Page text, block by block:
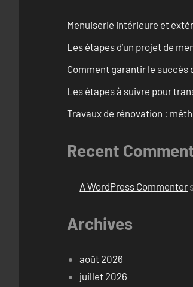
Menuiserie intérieure et
Les étapes d’un projet de
Comment garantir le succès
Les étapes à suivre pour
Travaux de rénovation :
Recent
A WordPress Commenter
Archives
août 2026
juillet 2026